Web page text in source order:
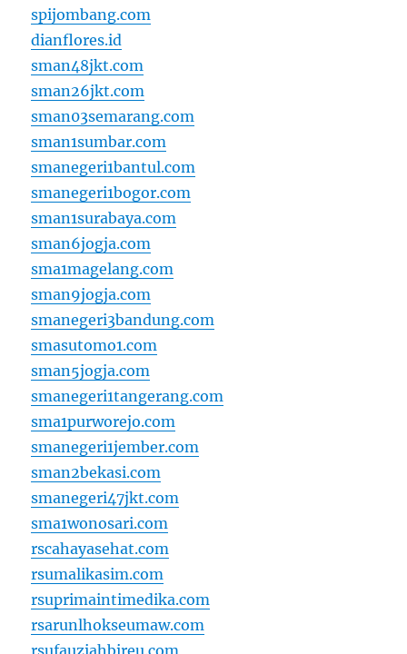
spijombang.com
dianflores.id
sman48jkt.com
sman26jkt.com
sman03semarang.com
sman1sumbar.com
smanegeri1bantul.com
smanegeri1bogor.com
sman1surabaya.com
sman6jogja.com
sma1magelang.com
sman9jogja.com
smanegeri3bandung.com
smasutomo1.com
sman5jogja.com
smanegeri1tangerang.com
sma1purworejo.com
smanegeri1jember.com
sman2bekasi.com
smanegeri47jkt.com
sma1wonosari.com
rscahayasehat.com
rsumalikasim.com
rsuprimaintimedika.com
rsarunlhokseumaw.com